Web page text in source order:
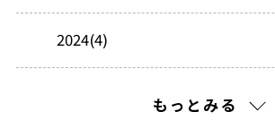
2024(4)
もっとみる